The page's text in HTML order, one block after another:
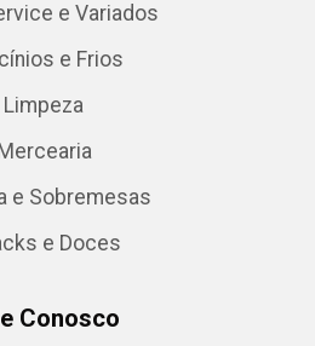
e Variados
e Frios
Limpeza
Mercearia
e Sobremesas
e Doces
Conosco